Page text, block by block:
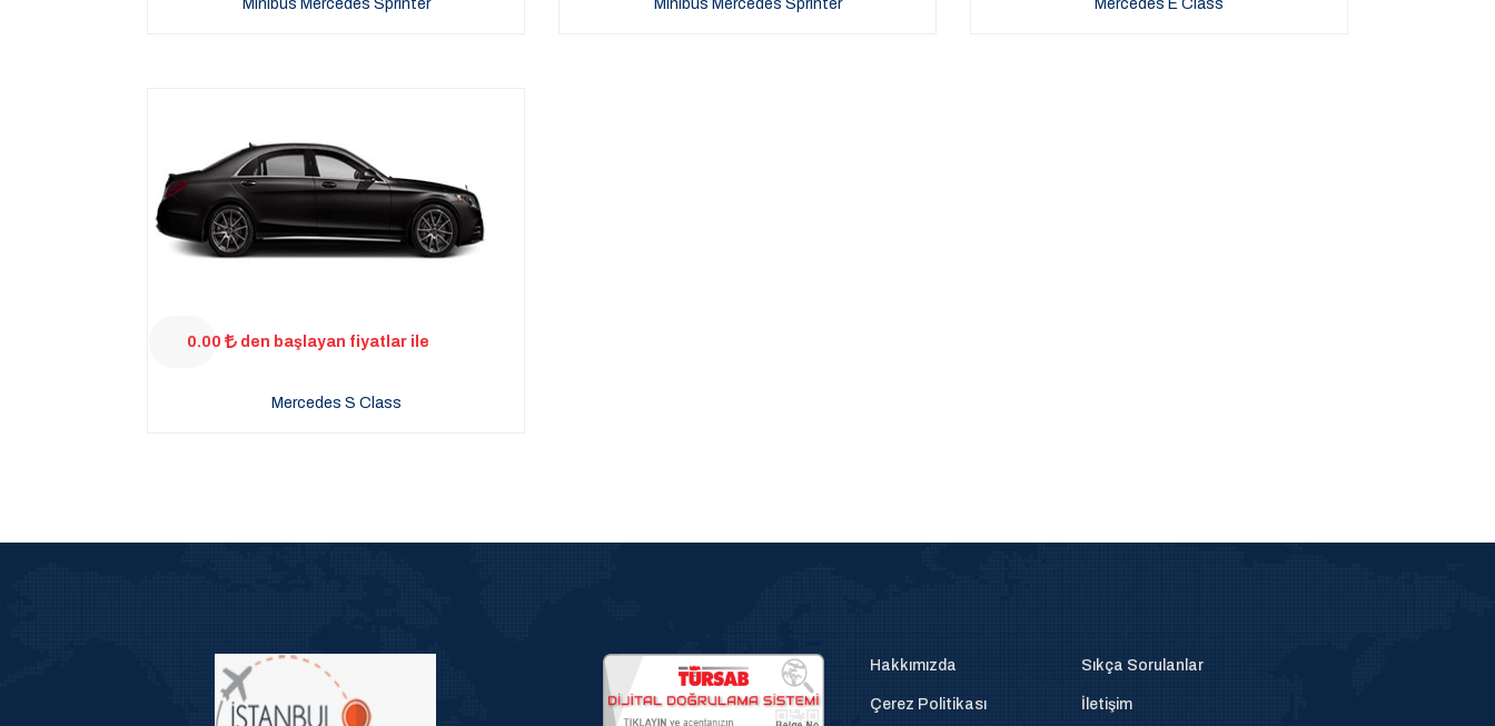
Minibüs Mercedes Sprinter Minibüs Mercedes Sprinter Mercedes E Class
0.00 den başlayan fiyatlar ile
Mercedes S Class
Hakkımızda
Çerez Politikası
Sıkça Sorulanlar
İletişim